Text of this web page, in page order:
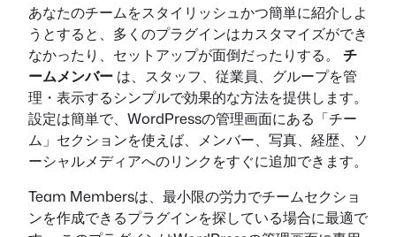
あなたのチームをスタイリッシュかつ簡単に紹介しよ
うとすると、多くのプラグインはカスタマイズができ
なかったり、セットアップが面倒だったりする。 チ
ームメンバー は、スタッフ、従業員、グループを管
理・表示するシンプルで効果的な方法を提供します。
設定は簡単で、WordPressの管理画面にある「チー
ム」セクションを使えば、メンバー、写真、経歴、ソ
ーシャルメディアへのリンクをすぐに追加できます。
Team Membersは、最小限の労力でチームセクショ
ンを作成できるプラグインを探している場合に最適で